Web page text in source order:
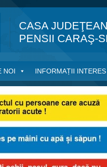
CASA
PENSII CARAŞ-
NOI INFORMAȚII